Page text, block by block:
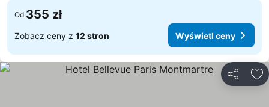
Od 355 zł
Zobacz ceny z 12 stron Wyświetl ceny